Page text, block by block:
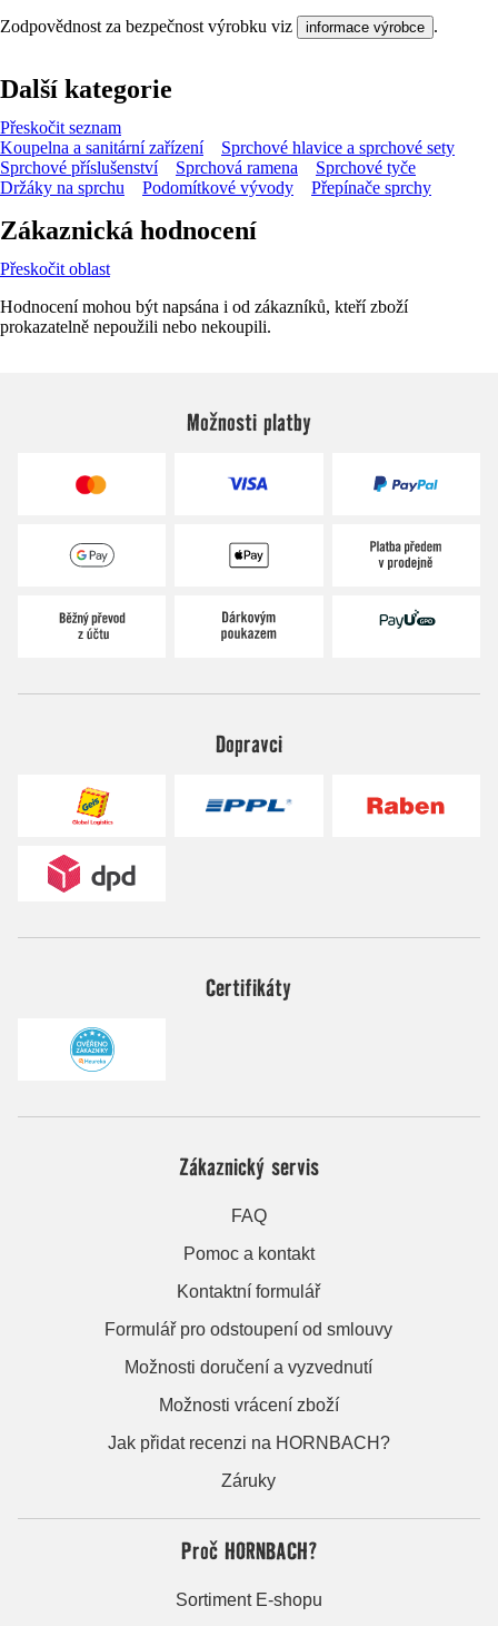
Zodpovědnost za bezpečnost výrobku viz informace výrobce .
Další kategorie
Přeskočit seznam
Koupelna a sanitární zařízení
Sprchové hlavice a sprchové sety
Sprchové příslušenství
Sprchová ramena
Sprchové tyče
Držáky na sprchu
Podomítkové vývody Přepínače sprchy
Zákaznická hodnocení
Přeskočit oblast
Hodnocení mohou být napsána i od zákazníků, kteří zboží
prokazatelně nepoužili nebo nekoupili.
Možnosti platby
Dopravci
Certifikáty
Zákaznický servis
FAQ
Pomoc a kontakt
Kontaktní formulář
Formulář pro odstoupení od smlouvy
Možnosti doručení a vyzvednutí
Možnosti vrácení zboží
Jak přidat recenzi na HORNBACH?
Záruky
Proč HORNBACH?
Sortiment E-shopu